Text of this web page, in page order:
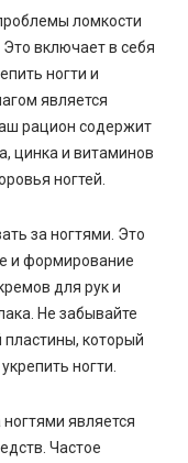
ломкости
включает в себя
ногти и
является
рацион содержит
цинка и витаминов
ногтей.
за ногтями. Это
и формирование
для рук и
Не забывайте
который
ногти.
является
Частое